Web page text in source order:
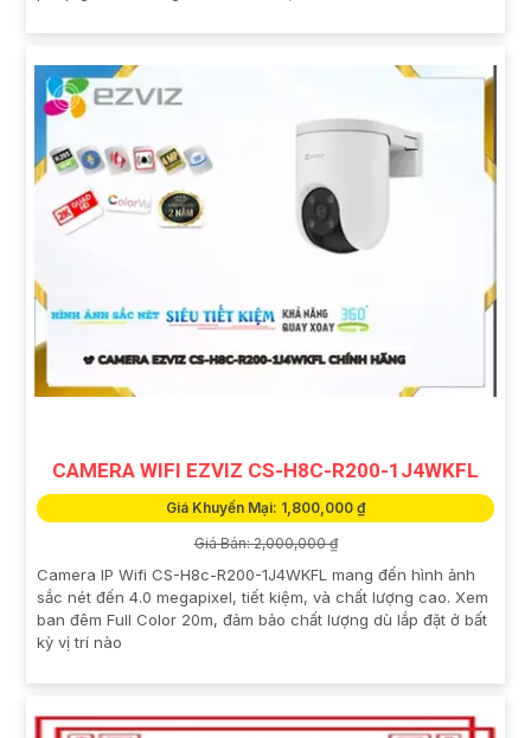
CAMERA WIFI EZVIZ CS-H8C-R200-1J4WKFL
Giá Khuyến Mại: 1,800,000 ₫
Giá Bán: 2,000,000 ₫
Camera IP Wifi CS-H8c-R200-1J4WKFL mang đến hình ảnh
sắc nét đến 4.0 megapixel, tiết kiệm, và chất lượng cao. Xem
ban đêm Full Color 20m, đảm bảo chất lượng dù lắp đặt ở bất
kỳ vị trí nào